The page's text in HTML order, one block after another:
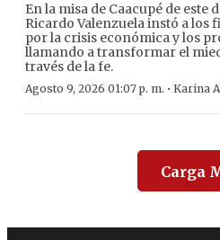
En la misa de Caacupé de
Ricardo Valenzuela instó a los
por la crisis económica y los
llamando a transformar el
través de la fe.
Agosto 9, 2026 01:07 p. m. · Karina
Carga